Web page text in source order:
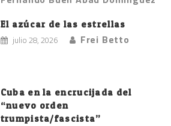
El azúcar de las estrellas
julio 28, 2026 Frei Betto
Cuba en la encrucijada del
“nuevo orden
trumpista/fascista”